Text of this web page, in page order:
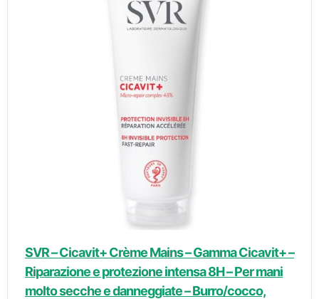
SVR – Cicavit+ Crème Mains – Gamma Cicavit+ –
Riparazione e protezione intensa 8H – Per mani
molto secche e danneggiate – Burro/cocco,